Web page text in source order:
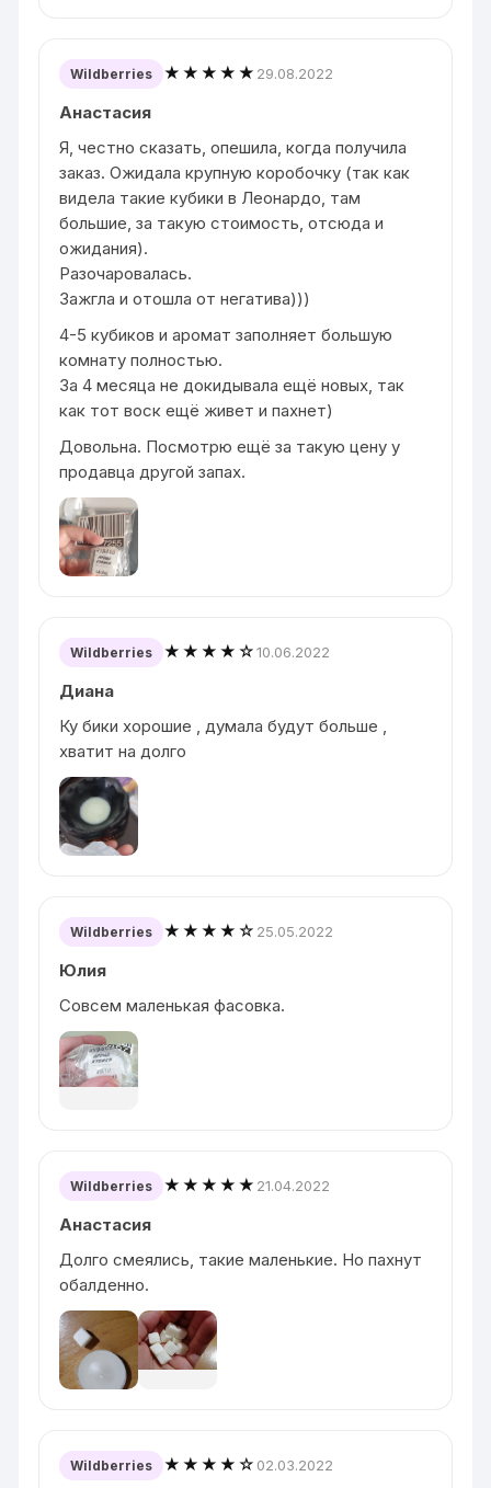
Wildberries ★★★★★ 29.08.2022
Анастасия
Я, честно сказать, опешила, когда получила
заказ. Ожидала крупную коробочку (так как
видела такие кубики в Леонардо, там
большие, за такую стоимость, отсюда и
ожидания).
Разочаровалась.
Зажгла и отошла от негатива)))
4-5 кубиков и аромат заполняет большую
комнату полностью.
За 4 месяца не докидывала ещё новых, так
как тот воск ещё живет и пахнет)
Довольна. Посмотрю ещё за такую цену у
продавца другой запах.
Wildberries ★★★★☆10.06.2022
Диана
Ку бики хорошие , думала будут больше ,
хватит на долго
Wildberries ★★★★☆ 25.05.2022
Юлия
Совсем маленькая фасовка.
Wildberries ★★★★★ 21.04.2022
Анастасия
Долго смеялись, такие маленькие. Но пахнут
обалденно.
Wildberries ★★★★☆ 02.03.2022